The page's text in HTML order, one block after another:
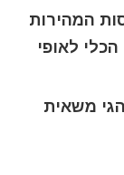
המהירות
לאופי
משאית